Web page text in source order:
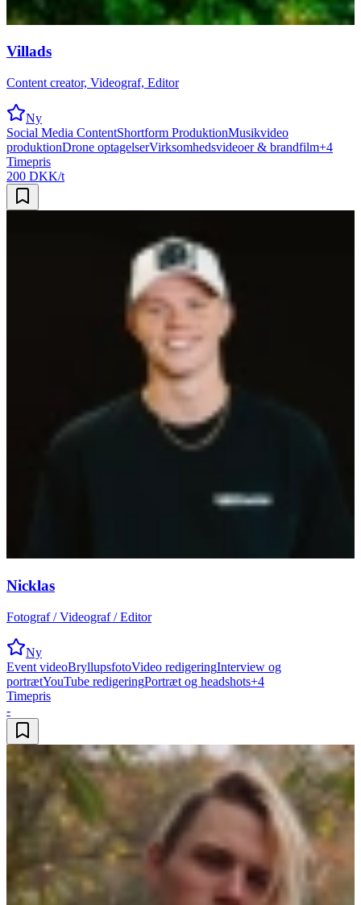
Villads
Content creator, Videograf, Editor
Ny
Social Media ContentShortform ProduktionMusikvideo
produktionDrone optagelserVirksomhedsvideoer & brandfilm+4
Timepris
200 DKK/t
Nicklas
Fotograf / Videograf / Editor
Ny
Event videoBryllupsfotoVideo redigeringInterview og
portrætYouTube redigeringPortræt og headshots+4
Timepris
-